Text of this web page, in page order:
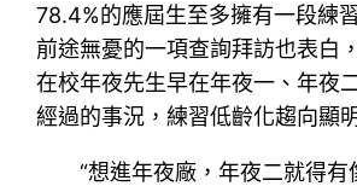
78.4%的應屆生至多擁有一段練
前途無憂的一項查詢拜訪也表白
在校年夜先生早在年夜一、年夜
經過的事況，練習低齡化趨向顯
“想進年夜廠，年夜二就得有